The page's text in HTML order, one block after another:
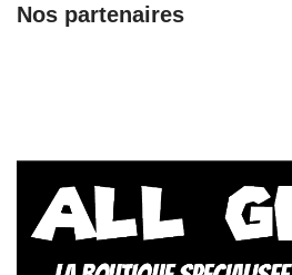
Nos partenaires